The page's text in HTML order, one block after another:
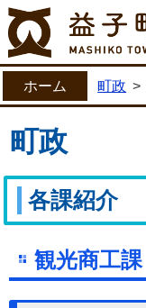
ホーム 町政 >
町政
各課紹介
観光商工課